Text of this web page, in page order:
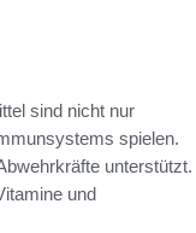
sind nicht nur
spielen.
unterstützt.
und